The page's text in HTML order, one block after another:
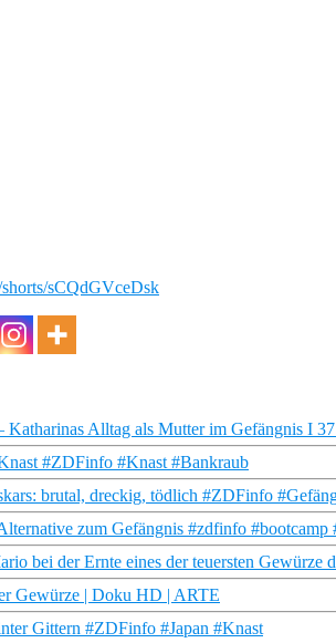
sCQdGVceDsk
Alltag als Mutter im Gefängnis I
#ZDFinfo #Knast #Bankraub
brutal, dreckig, tödlich #ZDFinfo
zum Gefängnis #zdfinfo #bootcamp
bei der Ernte eines der teuersten Gewürze
Gewürze | Doku HD | ARTE
Gittern #ZDFinfo #Japan #Knast